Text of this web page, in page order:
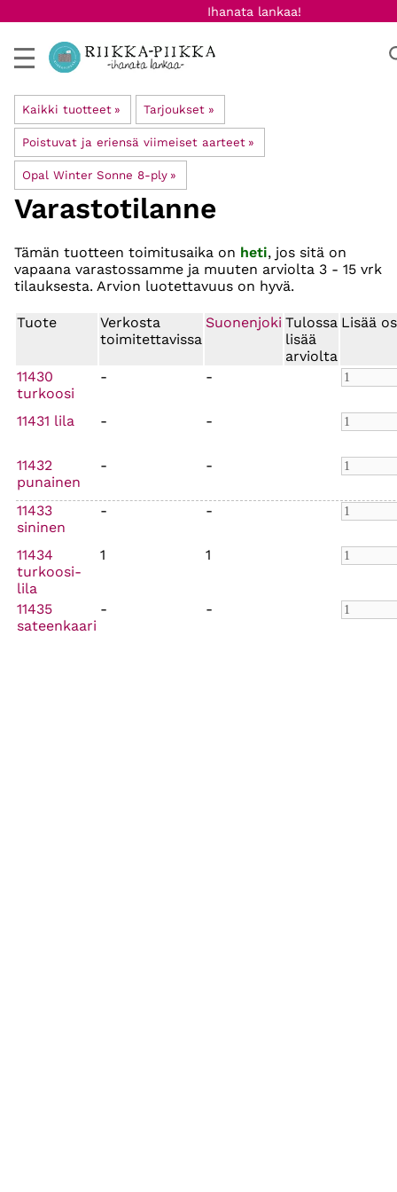
Ihanata lankaa!
Kaikki tuotteet ‪» Tarjoukset ‪»
Poistuvat ja eriensä viimeiset aarteet ‪»
Opal Winter Sonne 8-ply ‪»
Varastotilanne
Tämän tuotteen toimitusaika on heti, jos sitä on
vapaana varastossamme ja muuten arviolta 3 - 15 vrk
tilauksesta. Arvion luotettavuus on hyvä.
Tuote
Verkosta
toimitettavissa
Suonenjoki Tulossa
lisää
arviolta
Lisää
11430
turkoosi
- -
11431 lila - -
11432
punainen
- -
11433
sininen
- -
11434
turkoosi-
lila
1 1
11435
sateenkaari
- -